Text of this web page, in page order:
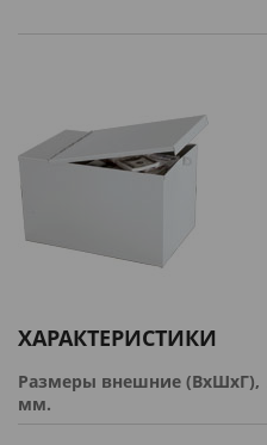
ХАРАКТЕРИСТИКИ
Размеры внешние (ВхШхГ),
мм.